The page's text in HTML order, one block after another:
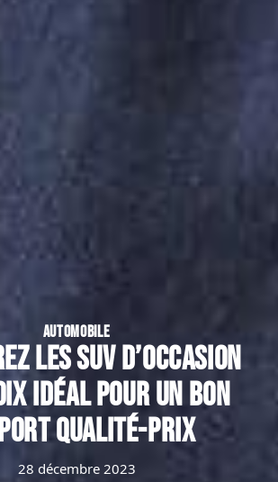
AUTOMOBILE
les SUV d’occasion
idéal pour un bon
qualité-prix
28 décembre 2023